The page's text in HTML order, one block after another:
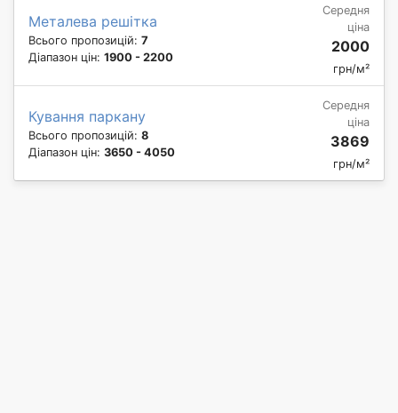
Металева решітка
Всього пропозицій: 7
Діапазон цін: 1900 - 2200
Середня
ціна
2000
грн/м²
Кування паркану
Всього пропозицій: 8
Діапазон цін: 3650 - 4050
Середня
ціна
3869
грн/м²